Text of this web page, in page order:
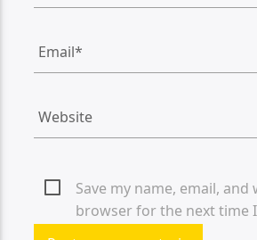
Save my name, email,
browser for the next time